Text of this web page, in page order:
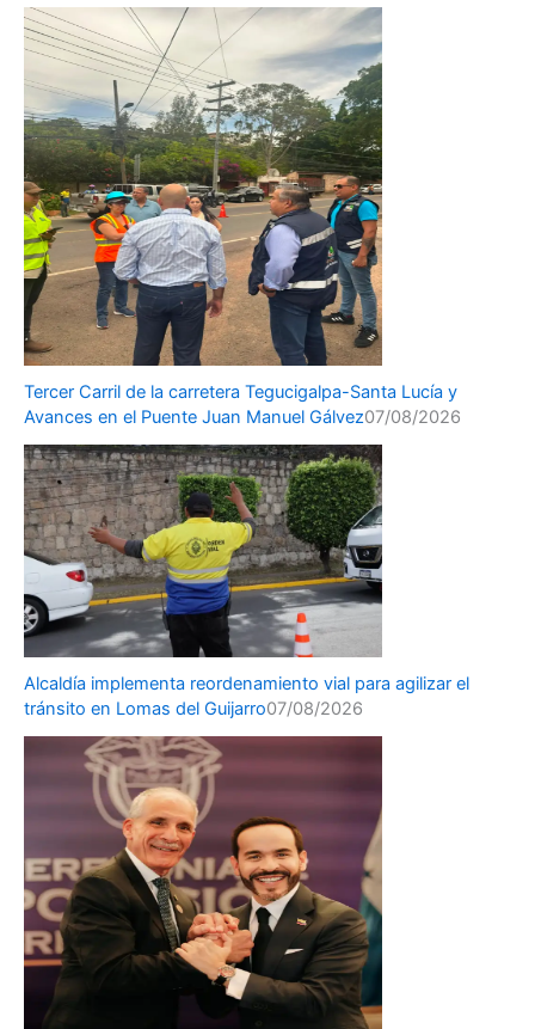
Tercer Carril de la carretera Tegucigalpa-Santa Lucía y
Avances en el Puente Juan Manuel Gálvez07/08/2026
Alcaldía implementa reordenamiento vial para agilizar el
tránsito en Lomas del Guijarro07/08/2026